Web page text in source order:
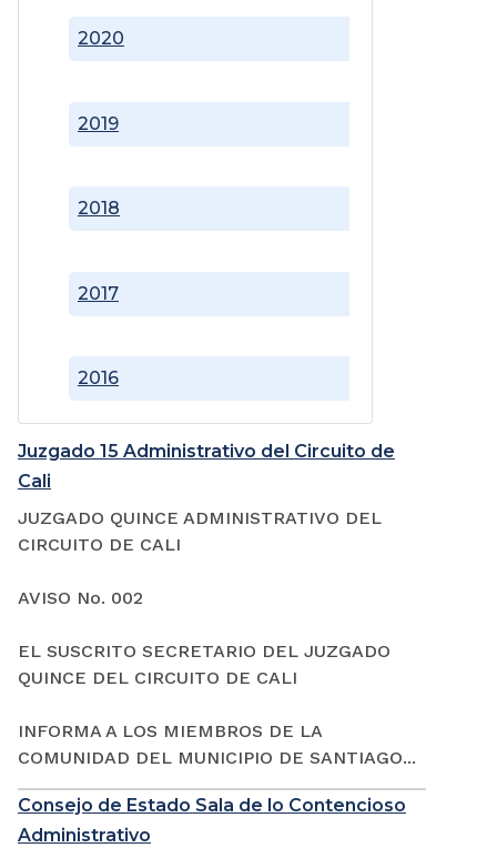
2016
2017
2018
2019
2020
Juzgado 15 Administrativo del Circuito de
Cali
JUZGADO QUINCE ADMINISTRATIVO DEL
CIRCUITO DE CALI
AVISO No. 002
EL SUSCRITO SECRETARIO DEL JUZGADO
QUINCE DEL CIRCUITO DE CALI
INFORMA A LOS MIEMBROS DE LA
COMUNIDAD DEL MUNICIPIO DE SANTIAGO...
Consejo de Estado Sala de lo Contencioso
Administrativo